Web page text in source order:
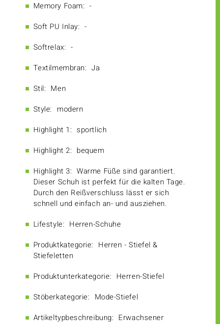
Memory Foam: -
Soft PU Inlay: -
Softrelax: -
Textilmembran: Ja
Stil: Men
Style: modern
Highlight 1: sportlich
Highlight 2: bequem
Highlight 3: Warme Füße sind garantiert.
Dieser Schuh ist perfekt für die kalten Tage.
Durch den Reißverschluss lässt er sich
schnell und einfach an- und ausziehen.
Lifestyle: Herren-Schuhe
Produktkategorie: Herren - Stiefel &
Stiefeletten
Produktunterkategorie: Herren-Stiefel
Stöberkategorie: Mode-Stiefel
Artikeltypbeschreibung: Erwachsener